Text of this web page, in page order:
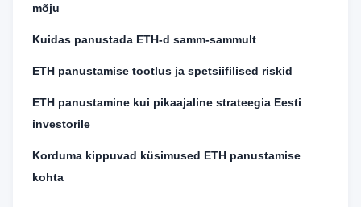
mõju
Kuidas panustada ETH-d samm-sammult
ETH panustamise tootlus ja spetsiifilised riskid
ETH panustamine kui pikaajaline strateegia Eesti
investorile
Korduma kippuvad küsimused ETH panustamise
kohta